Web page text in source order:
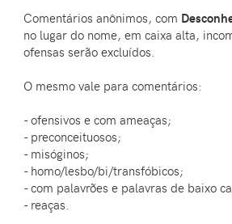
Comentários anônimos, com
no lugar do nome, em caixa alta,
ofensas serão excluídos.
O mesmo vale para comentários:
- ofensivos e com ameaças;
- preconceituosos;
- misóginos;
- homo/lesbo/bi/transfóbicos;
- com palavrões e palavras de baixo
- reaças.